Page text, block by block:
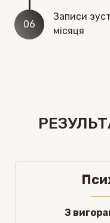
06
Записи
місяця
З